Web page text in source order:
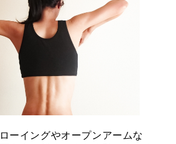
ーイングやオープンアームな